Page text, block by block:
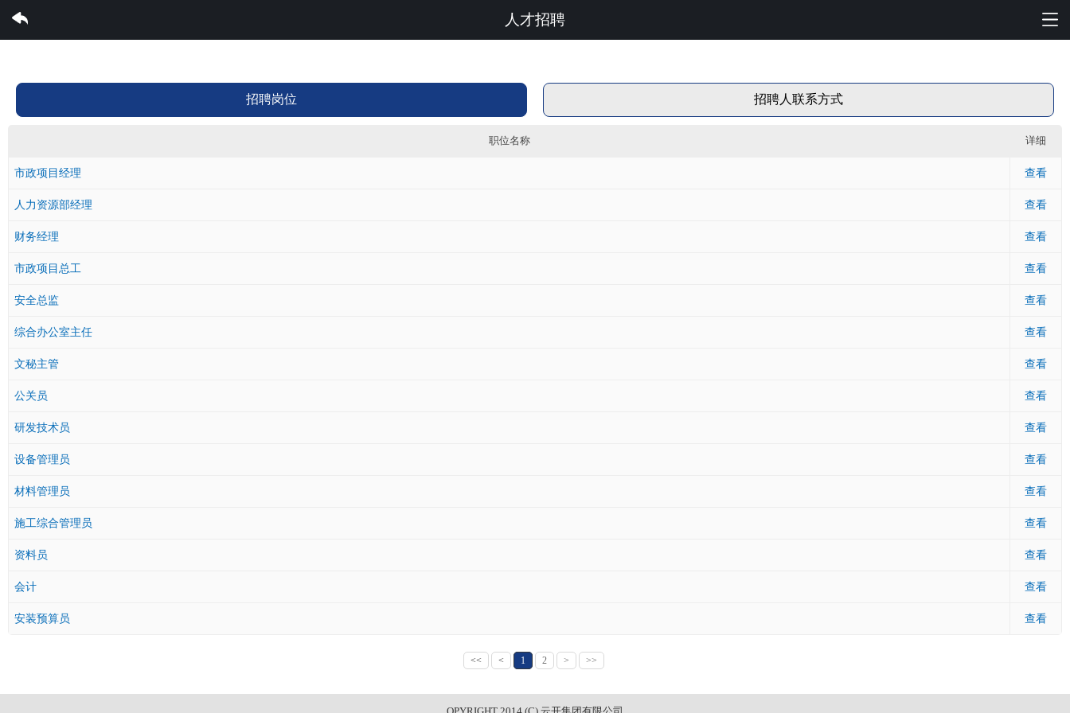
云开集团有限公司 人才招聘
招聘岗位 招聘人联系方式
职位名称 详细
市政项目经理 查看
人力资源部经理 查看
财务经理 查看
市政项目总工 查看
安全总监 查看
综合办公室主任 查看
文秘主管 查看
公关员 查看
研发技术员 查看
设备管理员 查看
材料管理员 查看
施工综合管理员 查看
资料员 查看
会计 查看
安装预算员 查看
<< < 1 2 > >>